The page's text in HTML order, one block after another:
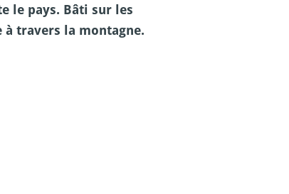
le pays. Bâti sur les
à travers la montagne.